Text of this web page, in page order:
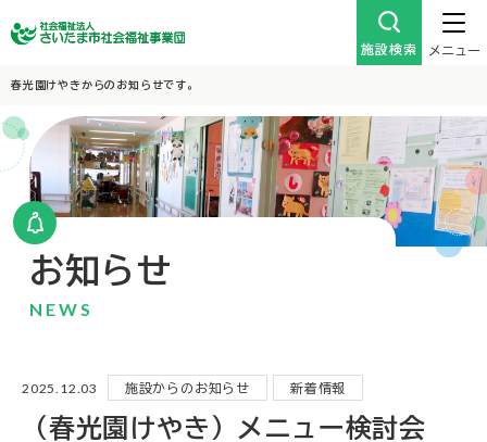
施設検索 メニュー
春光園けやきからのお知らせです。
お知らせ
NEWS
2025.12.03 施設からのお知らせ 新着情報
（春光園けやき）メニュー検討会